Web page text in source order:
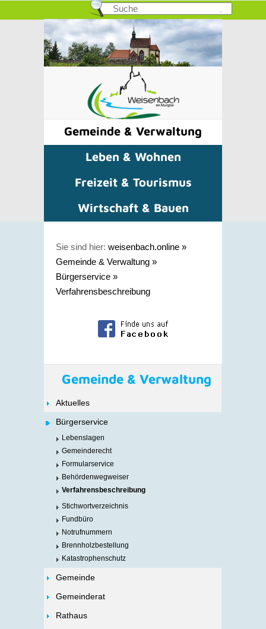
Gemeinde & Verwaltung
Leben & Wohnen
Freizeit & Tourismus
Wirtschaft & Bauen
Sie sind hier: weisenbach.online »
Gemeinde & Verwaltung »
Bürgerservice »
Verfahrensbeschreibung
Gemeinde & Verwaltung
Aktuelles
Bürgerservice
Lebenslagen
Gemeinderecht
Formularservice
Behördenwegweiser
Verfahrensbeschreibung
Stichwortverzeichnis
Fundbüro
Notrufnummern
Brennholzbestellung
Katastrophenschutz
Gemeinde
Gemeinderat
Rathaus